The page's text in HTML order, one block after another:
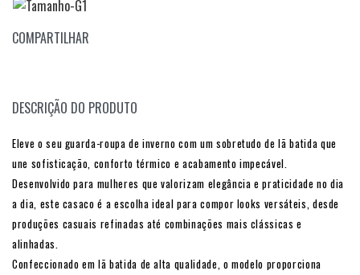
COMPARTILHAR
DESCRIÇÃO DO PRODUTO
Eleve o seu guarda-roupa de inverno com um sobretudo de lã batida que
une sofisticação, conforto térmico e acabamento impecável.
Desenvolvido para mulheres que valorizam elegância e praticidade no dia
a dia, este casaco é a escolha ideal para compor looks versáteis, desde
produções casuais refinadas até combinações mais clássicas e
alinhadas.
Confeccionado em lã batida de alta qualidade, o modelo proporciona